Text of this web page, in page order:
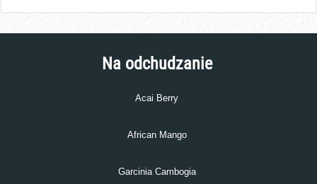
Na odchudzanie
Acai Berry
African Mango
Garcinia Cambogia